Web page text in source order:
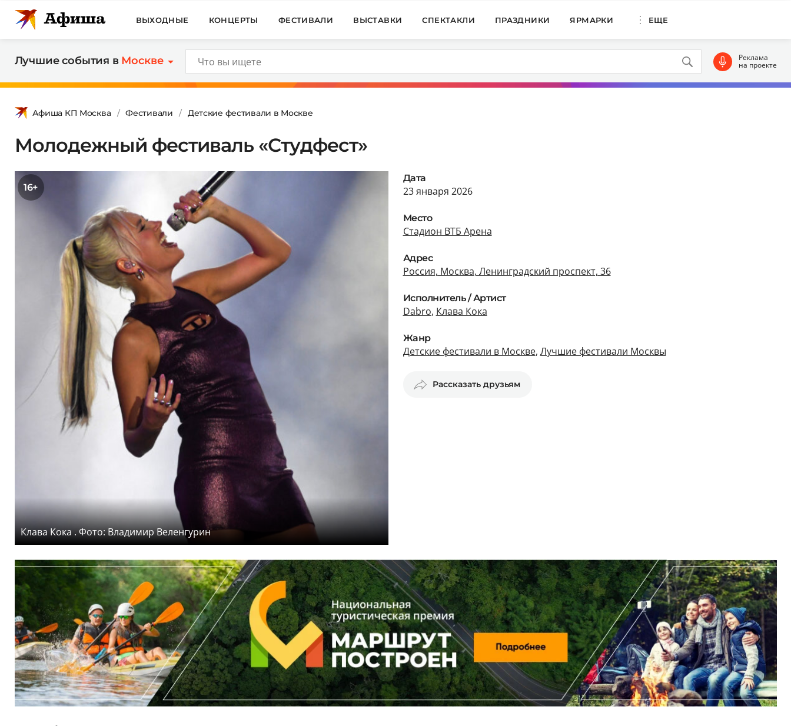
ВЫХОДНЫЕ КОНЦЕРТЫ ФЕСТИВАЛИ ВЫСТАВКИ СПЕКТАКЛИ ПРАЗДНИКИ ЯРМАРКИ ЕЩЕ
Лучшие события в Москве Реклама
на проекте
Афиша КП Москва Фестивали Детские фестивали в Москве
Молодежный фестиваль «Студфест»
16+
Клава Кока . Фото: Владимир Веленгурин
Дата
23 января 2026
Место
Стадион ВТБ Арена
Адрес
Россия, Москва, Ленинградский проспект, 36
Исполнитель / Артист
Dabro, Клава Кока
Жанр
Детские фестивали в Москве, Лучшие фестивали Москвы
Рассказать друзьям